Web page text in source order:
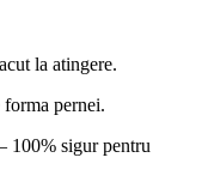
la atingere.
pernei.
100% sigur pentru